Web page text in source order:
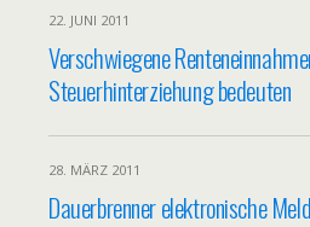
22. JUNI 2011
Verschwiegene
Steuerhinterziehung bedeuten
28. MÄRZ 2011
Dauerbrenner elektronische